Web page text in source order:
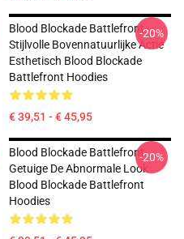
Blood Blockade Battlefront
Stijlvolle Bovennatuurlijke Actie
Esthetisch Blood Blockade
Battlefront Hoodies
€ 39,51 - € 45,95
-20%
Blood Blockade Battlefront
Getuige De Abnormale Look
Blood Blockade Battlefront
Hoodies
-20%